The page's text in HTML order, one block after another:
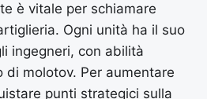
è vitale per schiamare
Ogni unità ha il suo
ingegneri, con abilità
di molotov. Per aumentare
punti strategici sulla